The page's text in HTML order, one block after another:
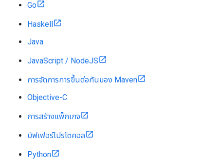
Go
Haskell
Java
JavaScript / NodeJS
การจัดการการขึ้นต่อกันของ Maven
Objective-C
การสร้างแพ็กเกจ
บัฟเฟอร์โปรโตคอล
Python